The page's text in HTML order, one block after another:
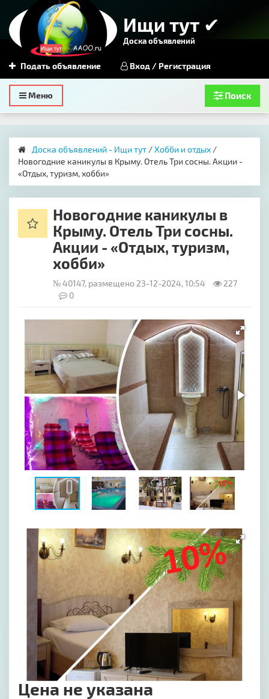
Ищи тут ✔
Доска объявлений
Подать объявление Вход / Регистрация
Toggle
navigation
Меню Поиск
Доска объявлений - Ищи тут /Хобби и отдых /
Новогодние каникулы в Крыму. Отель Три сосны. Акции -
«Отдых, туризм, хобби»
Новогодние каникулы в
Крыму. Отель Три сосны.
Акции - «Отдых, туризм,
хобби»
№ 40147, размещено 23-12-2024, 10:54
227
0
Цена не указана